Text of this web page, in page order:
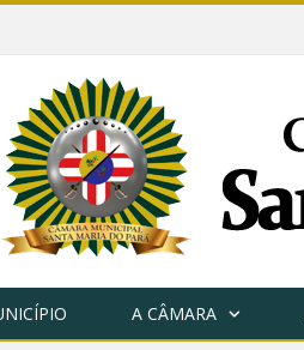
A CÂMARA